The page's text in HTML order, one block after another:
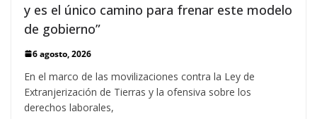
y es el único camino para frenar este modelo
de gobierno”
6 agosto, 2026
En el marco de las movilizaciones contra la Ley de
Extranjerización de Tierras y la ofensiva sobre los
derechos laborales,